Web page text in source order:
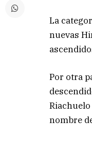
La
nuevas
Por otra
nombre